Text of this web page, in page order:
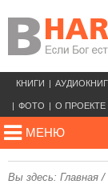
КНИГИ
ФОТО О ПРОЕКТЕ
МЕНЮ
Вы здесь: Главная /